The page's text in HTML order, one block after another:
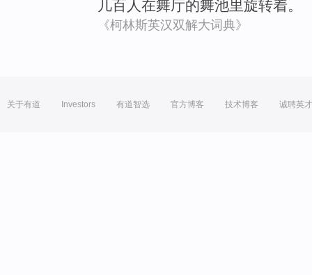
几百人 在舞厅的舞池里旋转着。
《柯林斯英汉双解大词典》
关于有道 Investors 有道智选 官方博客 技术博客 诚聘英才